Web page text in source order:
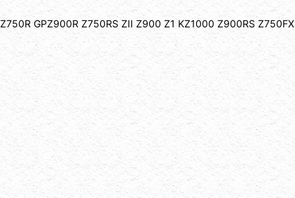
GPZ900R Z750RS ZII Z900 Z1 KZ1000 Z900RS Z750FX